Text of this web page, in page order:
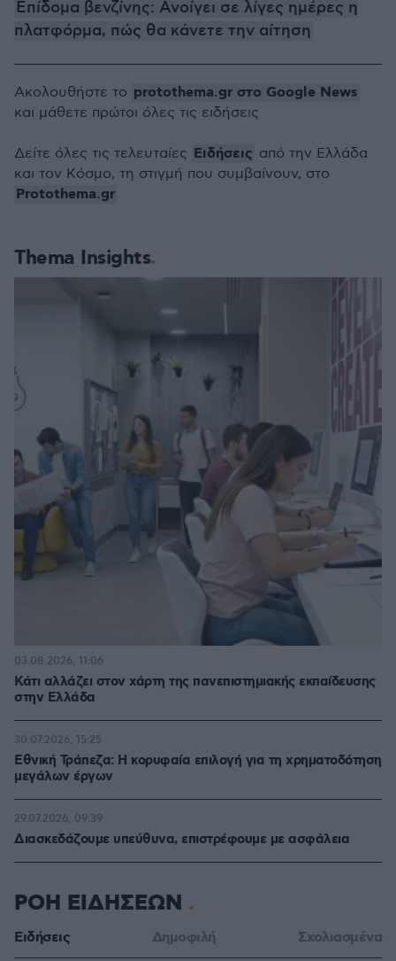
Επίδομα βενζίνης: Ανοίγει σε λίγες ημέρες η
πλατφόρμα, πώς θα κάνετε την αίτηση
Thema Insights
Κάτι αλλάζει στον χάρτη της πανεπιστημιακής εκπαίδευσης
στην Ελλάδα
03.08.2026, 11:06
Εθνική Τράπεζα: Η κορυφαία επιλογή για τη χρηματοδότηση
μεγάλων έργων
30.07.2026, 15:25
Διασκεδάζουμε υπεύθυνα, επιστρέφουμε με ασφάλεια
29.07.2026, 09:39
Ακολουθήστε το protothema.gr στο Google News
και μάθετε πρώτοι όλες τις ειδήσεις
Δείτε όλες τις τελευταίες Ειδήσεις από την Ελλάδα
και τον Κόσμο, τη στιγμή που συμβαίνουν, στο
Protothema.gr
ΡΟΗ ΕΙΔΗΣΕΩΝ
Ειδήσεις Δημοφιλή Σχολιασμένα